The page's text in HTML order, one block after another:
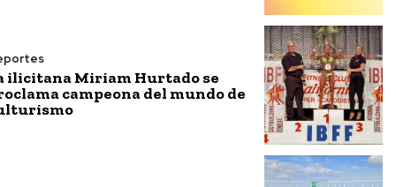
ilicitana Miriam Hurtado se
campeona del mundo de